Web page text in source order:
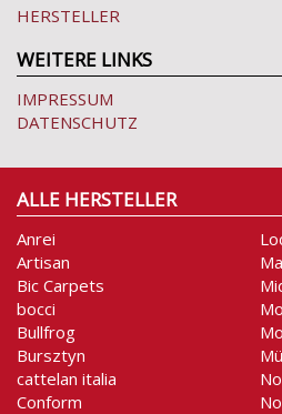
HERSTELLER
WEITERE LINKS
IMPRESSUM
DATENSCHUTZ
ALLE HERSTELLER
Anrei
Artisan
Bic Carpets
bocci
Bullfrog
Bursztyn
cattelan italia
Conform